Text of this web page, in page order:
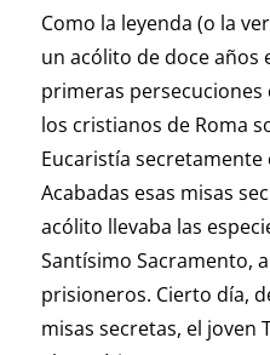
Como la leyenda (o la
un acólito de doce años
primeras
los cristianos de Roma
Eucaristía secretamente
Acabadas esas misas
acólito llevaba las
Santísimo Sacramento,
prisioneros. Cierto día,
misas secretas, el joven